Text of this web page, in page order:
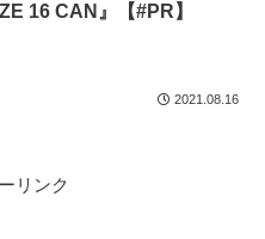
16 CAN』【#PR】
2021.08.16
リンク